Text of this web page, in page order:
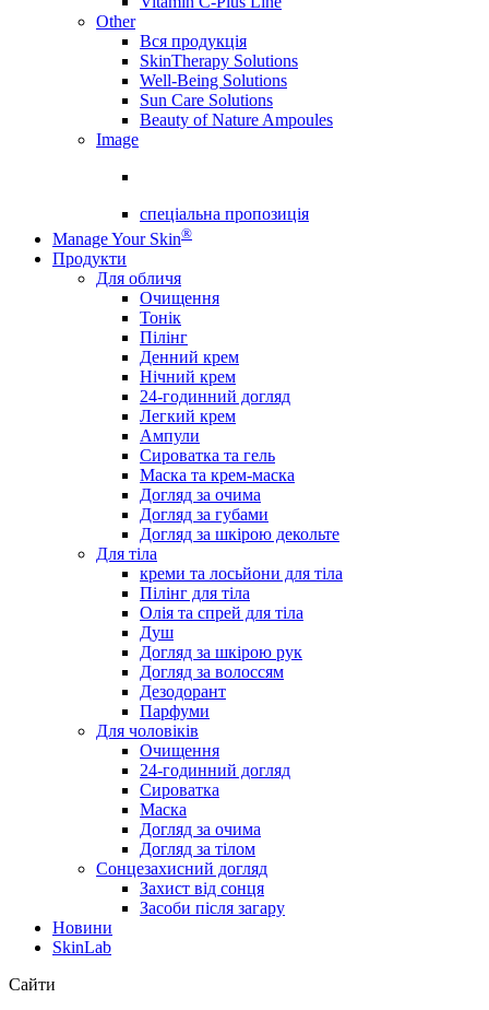
Other
Вся продукція
SkinTherapy Solutions
Well-Being Solutions
Sun Care Solutions
Beauty of Nature Ampoules
Image
спеціальна пропозиція
Manage Your Skin®
Продукти
Для обличя
Очищення
Тонік
Пілінг
Денний крем
Нічний крем
24-годинний догляд
Легкий крем
Ампули
Сироватка та гель
Маска та крем-маска
Догляд за очима
Догляд за губами
Догляд за шкірою декольте
Для тіла
креми та лосьйони для тіла
Пілінг для тіла
Олія та спрей для тіла
Душ
Догляд за шкірою рук
Догляд за волоссям
Дезодорант
Парфуми
Для чоловіків
Очищення
24-годинний догляд
Сироватка
Маска
Догляд за очима
Догляд за тілом
Сонцезахисний догляд
Захист від сонця
Засоби після загару
Новини
SkinLab
Сайти